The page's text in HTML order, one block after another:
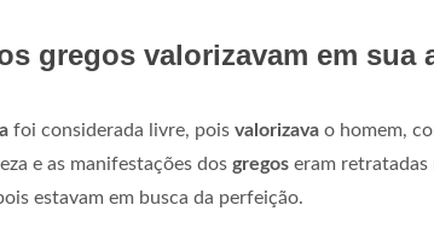
gregos valorizavam em sua
foi considerada livre, pois valorizava o homem,
e as manifestações dos gregos eram retratadas
estavam em busca da perfeição.